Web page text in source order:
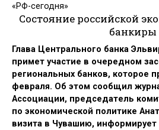
«РФ-сегодня»
Состояние российской
банкиры
Глава Центрального банка
примет участие в очередном
региональных банков, которое
февраля. Об этом сообщил
Ассоциации, председатель
по экономической политике
визита в Чувашию, информирует